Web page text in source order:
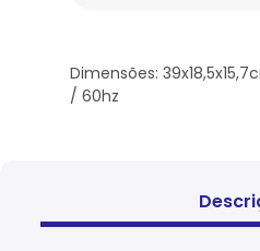
Dimensões:
/ 60hz